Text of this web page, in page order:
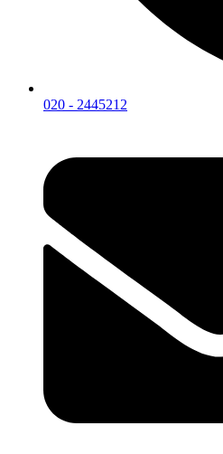
020 - 2445212